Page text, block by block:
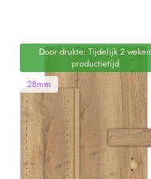
Door drukte: Tijdelijk 2 weken
productietijd
28mm